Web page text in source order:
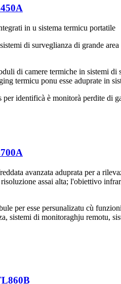
in u sistema termicu portatile
di surveglianza di grande
di camere termiche in sistemi
termicu ponu esse aduprate in
identificà è monitorà perdite di
avanzata aduprata per a
assai alta; l'obiettivo
per esse persunalizatu cù
di monitoraghju remotu,